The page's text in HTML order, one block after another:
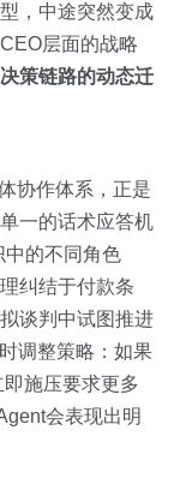
，中途突然变成
层面的战略
决策链路的动态迁
协作体系，正是
一的话术应答机
中的不同角色
纠结于付款条
谈判中试图推进
调整策略：如果
即施压要求更多
会表现出明